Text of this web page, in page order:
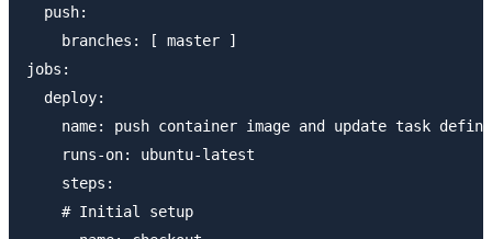
  push:
    branches: [ master ]
jobs:
  deploy:
name: push container image and update task
    runs-on: ubuntu-latest
    steps:
    # Initial setup